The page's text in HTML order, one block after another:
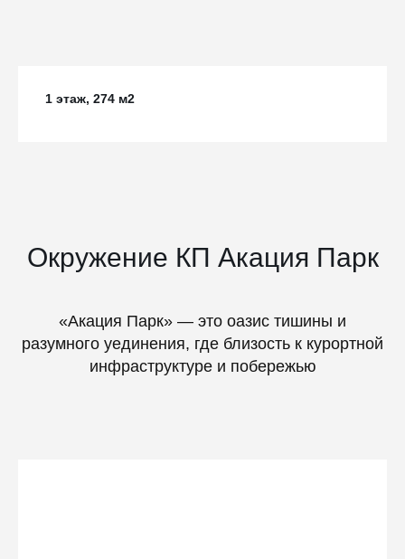
1 этаж, 274 м2
Окружение КП Акация Парк
«Акация Парк» — это оазис тишины и
разумного уединения, где близость к курортной
инфраструктуре и побережью